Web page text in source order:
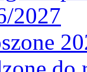
2027